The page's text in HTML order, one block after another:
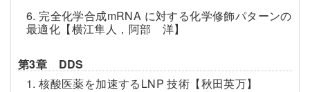
6. 完全化学合成mRNA に対する化学修飾パターンの
最適化【横江隼人，阿部 洋】
第3章 DDS
1. 核酸医薬を加速するLNP 技術【秋田英万】